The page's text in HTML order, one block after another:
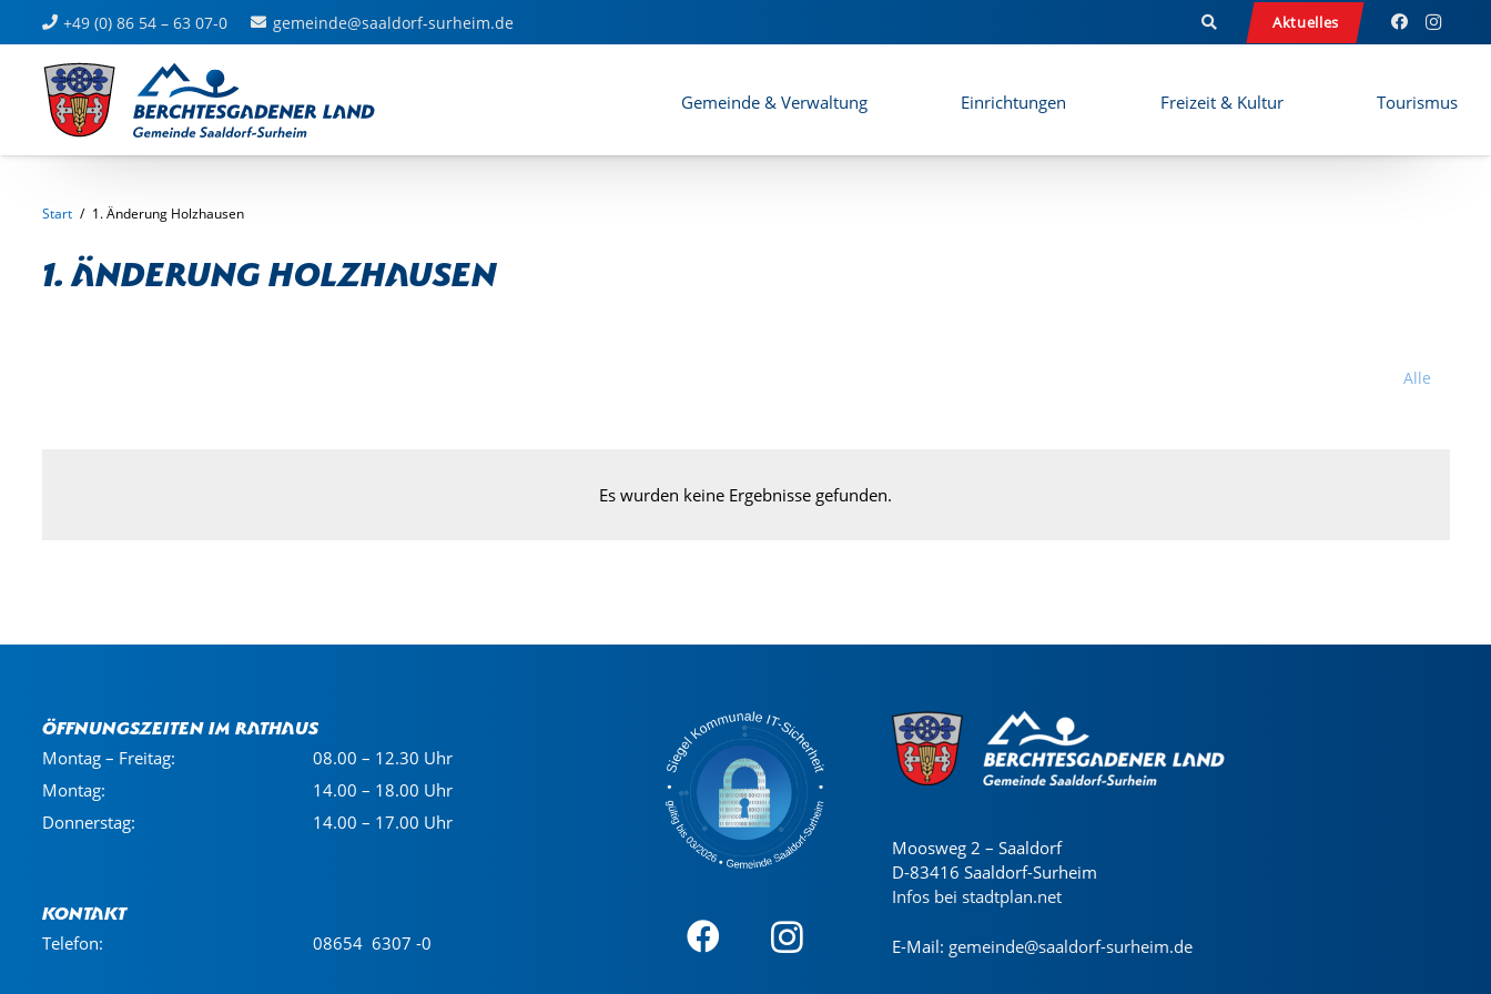
+49 (0) 86 54 – 63 07-0 gemeinde@saaldorf-surheim.de Aktuelles
Gemeinde & Verwaltung Einrichtungen Freizeit & Kultur Tourismus
Start / 1. Änderung Holzhausen
1. Änderung Holzhausen
Alle
Es wurden keine Ergebnisse gefunden.
Öffnungszeiten im Rathaus
Montag – Freitag:
08.00 – 12.30 Uhr
Montag:
14.00 – 18.00 Uhr
Donnerstag:
14.00 – 17.00 Uhr
Kontakt
Telefon: 08654 6307 -0
Moosweg 2 – Saaldorf
D-83416 Saaldorf-Surheim
Infos bei stadtplan.net
E-Mail: gemeinde@saaldorf-surheim.de